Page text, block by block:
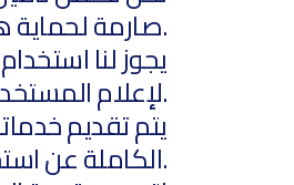
صارمة لحماية هذه المعلومات.
9- يجوز لنا
ص القصيرة (SMS) لإعلام المستخدمين بالتحديثات الجديدة والعروض الخاصة المتعلقة بخدماتنا.
الكاملة عن استخدام خدماتنا.